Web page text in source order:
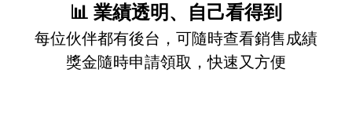
📊 業績透明、自己看得到
每位伙伴都有後台，可隨時查看銷售成績
獎金隨時申請領取，快速又方便